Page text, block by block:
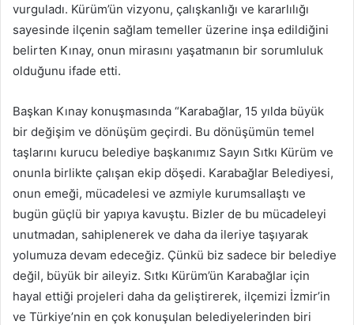
vurguladı. Kürüm’ün vizyonu, çalışkanlığı ve kararlılığı
sayesinde ilçenin sağlam temeller üzerine inşa edildiğini
belirten Kınay, onun mirasını yaşatmanın bir sorumluluk
olduğunu ifade etti.
Başkan Kınay konuşmasında “Karabağlar, 15 yılda büyük
bir değişim ve dönüşüm geçirdi. Bu dönüşümün temel
taşlarını kurucu belediye başkanımız Sayın Sıtkı Kürüm ve
onunla birlikte çalışan ekip döşedi. Karabağlar Belediyesi,
onun emeği, mücadelesi ve azmiyle kurumsallaştı ve
bugün güçlü bir yapıya kavuştu. Bizler de bu mücadeleyi
unutmadan, sahiplenerek ve daha da ileriye taşıyarak
yolumuza devam edeceğiz. Çünkü biz sadece bir belediye
değil, büyük bir aileyiz. Sıtkı Kürüm’ün Karabağlar için
hayal ettiği projeleri daha da geliştirerek, ilçemizi İzmir’in
ve Türkiye’nin en çok konuşulan belediyelerinden biri